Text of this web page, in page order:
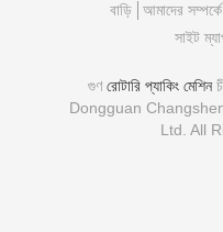
বাড়ি আমাদের সম্পর্কে
সাইট
গুণরোটারি প্যাকিং মেশিন
Dongguan
Ltd. All